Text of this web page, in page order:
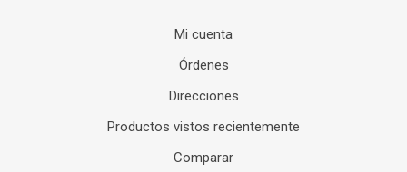
Mi cuenta
Órdenes
Direcciones
Productos vistos recientemente
Comparar